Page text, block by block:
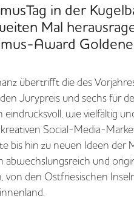
in der
Mal
Award
übertrifft die des
Jurypreis und sechs für
wie vielfältig
Social-Media-
bis hin zu neuen Ideen der
und
von den Ostfriesischen